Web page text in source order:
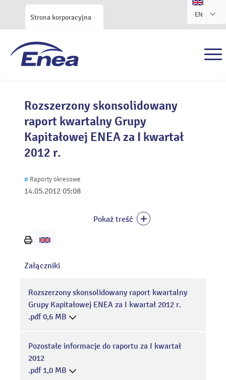
Strona korporacyjna EN
Rozszerzony skonsolidowany
raport kwartalny Grupy
Kapitałowej ENEA za I kwartał
2012 r.
14.05.2012 05:08
# Raporty okresowe
Pokaż treść
Załączniki
Rozszerzony skonsolidowany raport kwartalny
Grupy Kapitałowej ENEA za I kwartał 2012 r.
.pdf 0,6 MB
Pozostałe informacje do raportu za I kwartał
2012
.pdf 1,0 MB